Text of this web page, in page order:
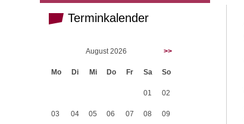
Terminkalender
August 2026 >>
Mo Di Mi Do Fr Sa So
01 02
03 04 05 06 07 08 09